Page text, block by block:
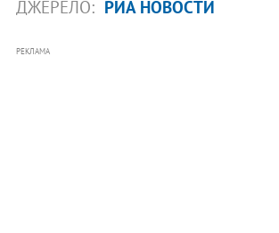
ДЖЕРЕЛО: РИА НОВОСТИ
РЕКЛАМА